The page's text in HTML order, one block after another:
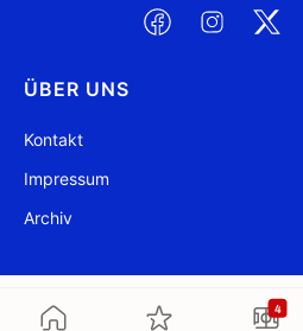
4
ÜBER UNS
Kontakt
Impressum
Archiv
@ FussballTransfers.com 2009-2026